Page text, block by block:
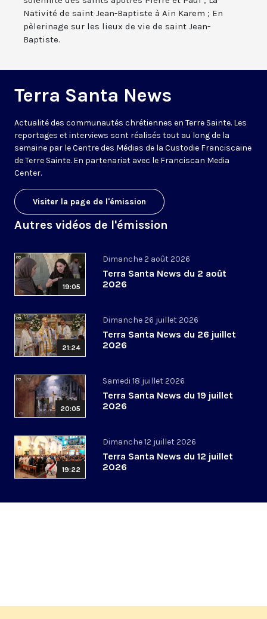
Nativité de saint Jean-Baptiste à Ain Karem ; En
pèlerinage sur les lieux de vie de saint Jean-
Baptiste.
Terra Santa News
Actualité des communautés chrétiennes en Terre Sainte. Les
reportages et interviews sont réalisés tout au long de la
semaine par le Centre des Médias de la Custodie Franciscaine
de Terre Sainte. En partenariat avec le Franciscan Media
Center.
Visiter la page de l'émission
Autres vidéos de l'émission
19:05
Dimanche 2 août 2026
Terra Santa News du 2 août
2026
21:24
Dimanche 26 juillet 2026
Terra Santa News du 26 juillet
2026
20:05
Samedi 18 juillet 2026
Terra Santa News du 19 juillet
2026
19:22
Dimanche 12 juillet 2026
Terra Santa News du 12 juillet
2026